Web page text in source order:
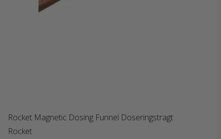
Rocket Magnetic Dosing Funnel Doseringstragt
Rocket